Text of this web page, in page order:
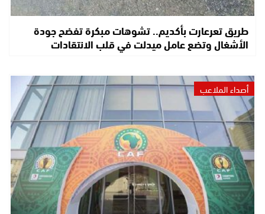
طريق تعرعارت بأكديم.. تشوهات مبكرة تفضح جودة
الأشغال وتضع عامل ميدلت في قلب الانتقادات
أصداء الملاعب